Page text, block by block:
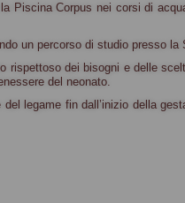
Piscina Corpus nei corsi di
un percorso di studio presso la
rispettoso dei bisogni e delle
del neonato.
legame fin dall’inizio della